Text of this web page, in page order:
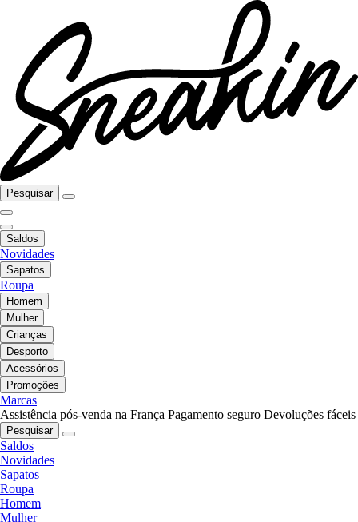
Pesquisar
Saldos
Novidades
Sapatos
Roupa
Homem
Mulher
Crianças
Desporto
Acessórios
Promoções
Marcas
Assistência pós-venda na França Pagamento seguro Devoluções fáceis
Pesquisar
Saldos
Novidades
Sapatos
Roupa
Homem
Mulher